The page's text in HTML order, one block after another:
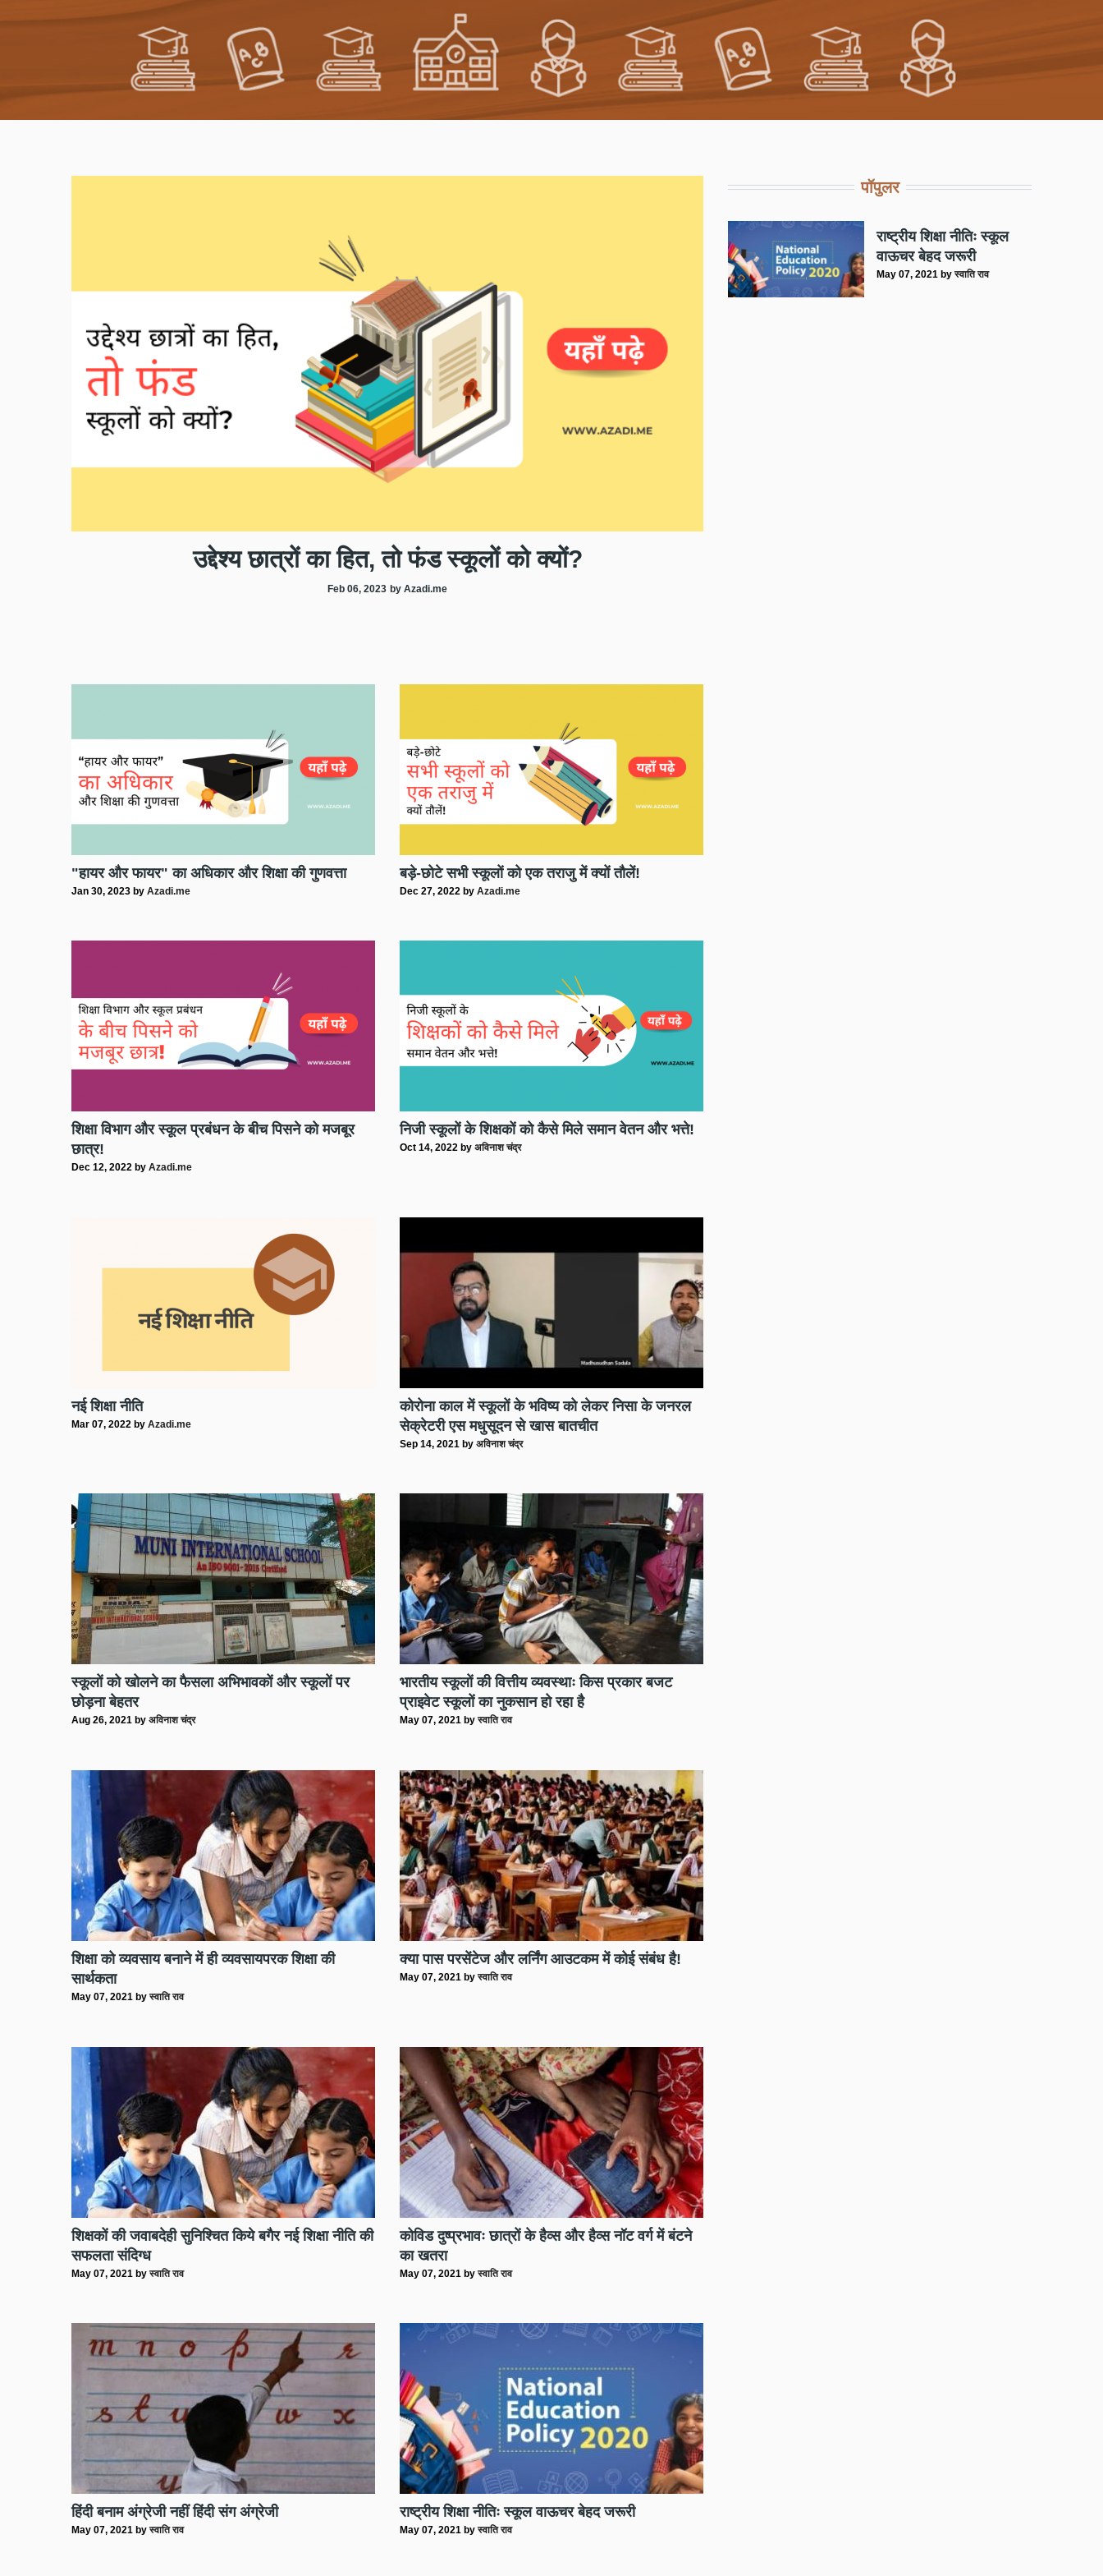
उद्देश्य छात्रों का हित, तो फंड स्कूलों को क्यों?
Feb 06, 2023 by Azadi.me
"हायर और फायर" का अधिकार और शिक्षा की गुणवत्ता
Jan 30, 2023 by Azadi.me
बड़े-छोटे सभी स्कूलों को एक तराजु में क्यों तौलें!
Dec 27, 2022 by Azadi.me
शिक्षा विभाग और स्कूल प्रबंधन के बीच पिसने को मजबूर
छात्र!
Dec 12, 2022 by Azadi.me
निजी स्कूलों के शिक्षकों को कैसे मिले समान वेतन और भत्ते!
Oct 14, 2022 by अविनाश चंद्र
नई शिक्षा नीति
Mar 07, 2022 by Azadi.me
कोरोना काल में स्कूलों के भविष्य को लेकर निसा के जनरल
सेक्रेटरी एस मधुसूदन से खास बातचीत
Sep 14, 2021 by अविनाश चंद्र
स्कूलों को खोलने का फैसला अभिभावकों और स्कूलों पर
छोड़ना बेहतर
Aug 26, 2021 by अविनाश चंद्र
भारतीय स्कूलों की वित्तीय व्यवस्थाः किस प्रकार बजट
प्राइवेट स्कूलों का नुकसान हो रहा है
May 07, 2021 byस्वाति राव
शिक्षा को व्यवसाय बनाने में ही व्यवसायपरक शिक्षा की
सार्थकता
May 07, 2021 byस्वाति राव
क्या पास परसेंटेज और लर्निंग आउटकम में कोई संबंध है!
May 07, 2021 byस्वाति राव
शिक्षकों की जवाबदेही सुनिश्चित किये बगैर नई शिक्षा नीति की
सफलता संदिग्ध
May 07, 2021 byस्वाति राव
कोविड दुष्प्रभावः छात्रों के हैव्स और हैव्स नॉट वर्ग में बंटने
का खतरा
May 07, 2021 byस्वाति राव
हिंदी बनाम अंग्रेजी नहीं हिंदी संग अंग्रेजी
May 07, 2021 byस्वाति राव
राष्ट्रीय शिक्षा नीतिः स्कूल वाऊचर बेहद जरूरी
May 07, 2021 byस्वाति राव
पॉपुलर
राष्ट्रीय शिक्षा नीतिः स्कूल
वाऊचर बेहद जरूरी
May 07, 2021 byस्वाति राव